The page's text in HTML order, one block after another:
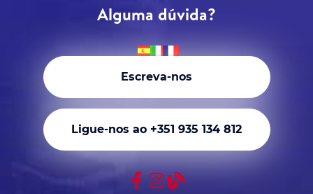
Alguma dúvida?
Escreva-nos
Ligue-nos ao +351 935 134 812